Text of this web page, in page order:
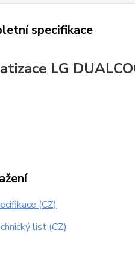
specifikace
LG
(CZ)
list (CZ)